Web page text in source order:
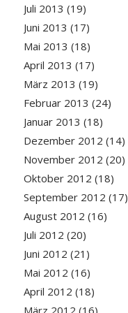
Juli 2013 (19)
Juni 2013 (17)
Mai 2013 (18)
April 2013 (17)
März 2013 (19)
Februar 2013 (24)
Januar 2013 (18)
Dezember 2012 (14)
November 2012 (20)
Oktober 2012 (18)
September 2012 (17)
August 2012 (16)
Juli 2012 (20)
Juni 2012 (21)
Mai 2012 (16)
April 2012 (18)
März 2012 (16)